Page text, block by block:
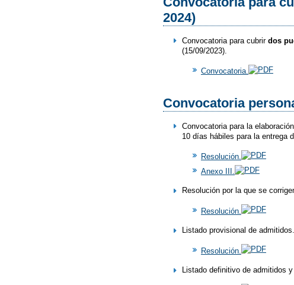
2024)
Convocatoria para cubrir dos
(15/09/2023).
Convocatoria.
Convocatoria
Convocatoria para la
10 días hábiles para la entrega
Resolución.
Anexo III.
Resolución por la que se
Resolución.
Listado provisional de
Resolución.
Listado definitivo de admitidos